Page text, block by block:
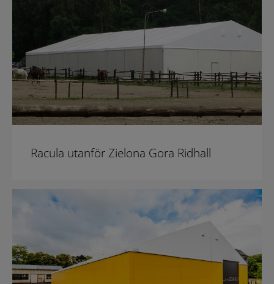
Racula utanför Zielona Gora Ridhall